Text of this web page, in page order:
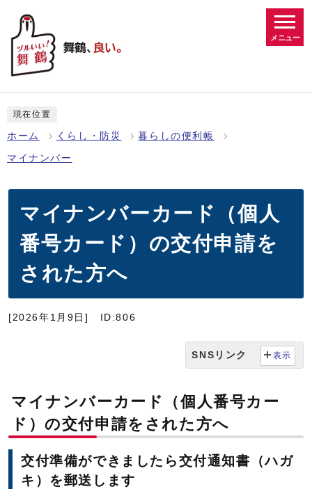
メニュー
現在位置
ホーム くらし・防災 暮らしの便利帳
マイナンバー
マイナンバーカード（個人
番号カード）の交付申請を
された方へ
[2026年1月9日] ID:806
SNSリンク 表示
マイナンバーカード（個人番号カー
ド）の交付申請をされた方へ
交付準備ができましたら交付通知書（ハガ
キ）を郵送します